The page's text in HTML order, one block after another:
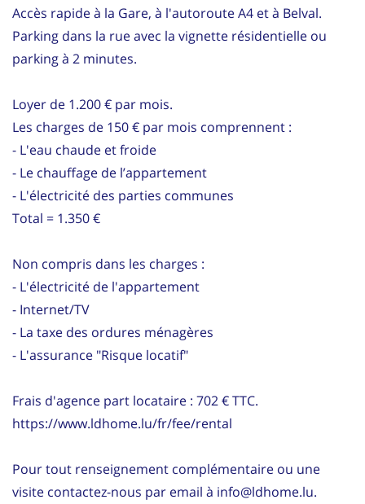
Accès rapide à la Gare, à l'autoroute A4 et à Belval.
Parking dans la rue avec la vignette résidentielle ou
parking à 2 minutes.
Loyer de 1.200 € par mois.
Les charges de 150 € par mois comprennent :
- L'eau chaude et froide
- Le chauffage de l’appartement
- L'électricité des parties communes
Total = 1.350 €
Non compris dans les charges :
- L'électricité de l'appartement
- Internet/TV
- La taxe des ordures ménagères
- L'assurance "Risque locatif"
Frais d'agence part locataire : 702 € TTC.
https://www.ldhome.lu/fr/fee/rental
Pour tout renseignement complémentaire ou une
visite contactez-nous par email à info@ldhome.lu.